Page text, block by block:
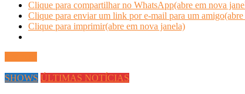
Clique para compartilhar no WhatsApp(abre em nova
Clique para enviar um link por e-mail para um
Clique para imprimir(abre em nova janela)
SHOWS ÚLTIMAS NOTÍCIAS